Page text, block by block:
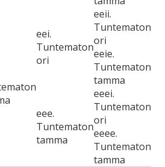
eei.
Tuntematon
ori
eeii.
Tuntematon
ori
eeie.
Tuntematon
tamma
eee.
Tuntematon
tamma
eeei.
Tuntematon
ori
eeee.
Tuntematon
tamma